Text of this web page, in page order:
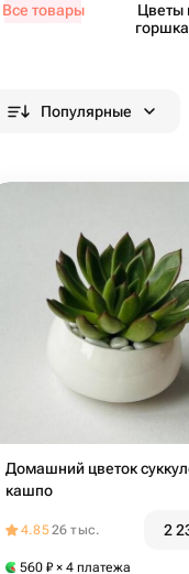
Все товары
Цветы
Популярные
Домашний цветок
кашпо
4.8526 тыс. 2
560 ₽ × 4 платежа